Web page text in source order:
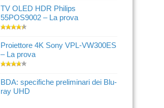
TV OLED HDR Philips
55POS9002 – La prova
Proiettore 4K Sony VPL-VW300ES
– La prova
BDA: specifiche preliminari dei Blu-
ray UHD